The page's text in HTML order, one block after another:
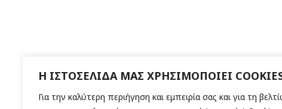
Η ΙΣΤΟΣΕΛΙΔΑ ΜΑΣ ΧΡΗΣΙΜΟΠΟΙΕΙ
Για την καλύτερη περιήγηση και εμπειρία σας και για τη